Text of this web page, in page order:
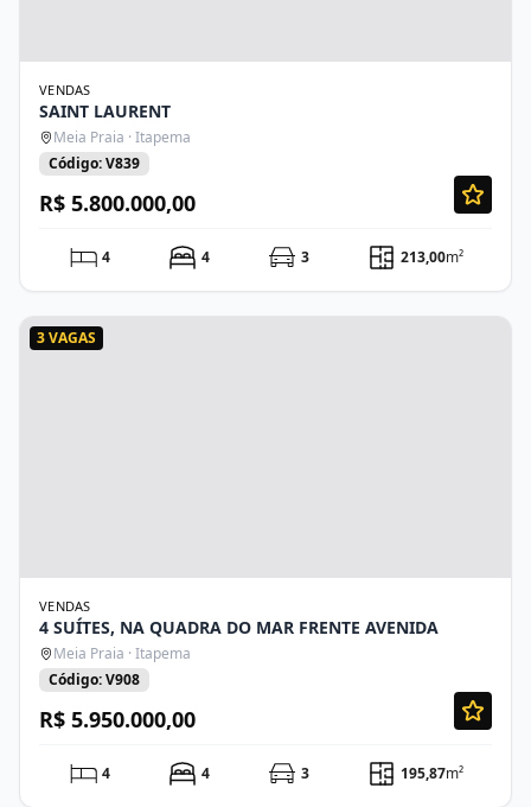
VENDAS
SAINT LAURENT
Meia Praia · Itapema
Código: V839
R$ 5.800.000,00
4 4 3 213,00m²
3 VAGAS
VENDAS
4 SUÍTES, NA QUADRA DO MAR FRENTE AVENIDA
Meia Praia · Itapema
Código: V908
R$ 5.950.000,00
4 4 3 195,87m²